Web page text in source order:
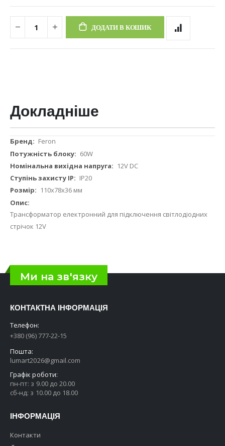
ДОДАТИ В КОШИК
Докладніше
ДокладнішеFeron
60W
12V DC
IP20
110х78х36 мм
Трансформатор електронний для підключення світлодіодних
стрічок 12V
Ми на зв'язку
КОНТАКТНА ІНФОРМАЦІЯ
Телефон:
+380 (96) 777-22-15
Пошта:
lumart2026@gmail.com
Графік роботи:
пн-пт: з 9.00 до 20.00
сб-нд: з 10.00 до 18.00
ІНФОРМАЦІЯ
Контакти